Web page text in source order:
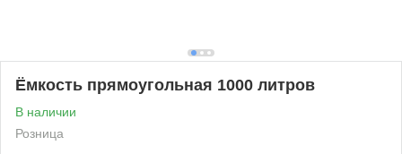
Ёмкость прямоугольная 1000 литров
В наличии
Розница